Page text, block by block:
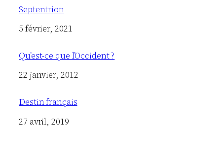
Septentrion
Date
5 février, 2021
Qu’est-ce que l’Occident ?
Date
22 janvier, 2012
Destin français
Date
27 avril, 2019